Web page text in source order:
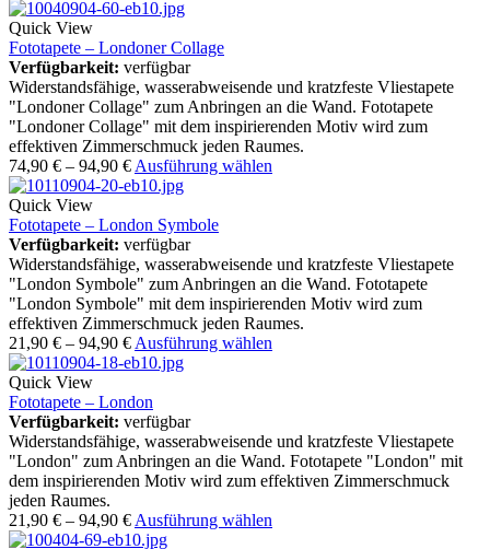
Quick View
Fototapete – Londoner Collage
Verfügbarkeit: verfügbar
Widerstandsfähige, wasserabweisende und kratzfeste Vliestapete
"Londoner Collage" zum Anbringen an die Wand. Fototapete
"Londoner Collage" mit dem inspirierenden Motiv wird zum
effektiven Zimmerschmuck jeden Raumes.
74,90 € – 94,90 € Ausführung wählen
Quick View
Fototapete – London Symbole
Verfügbarkeit: verfügbar
Widerstandsfähige, wasserabweisende und kratzfeste Vliestapete
"London Symbole" zum Anbringen an die Wand. Fototapete
"London Symbole" mit dem inspirierenden Motiv wird zum
effektiven Zimmerschmuck jeden Raumes.
21,90 € – 94,90 € Ausführung wählen
Quick View
Fototapete – London
Verfügbarkeit: verfügbar
Widerstandsfähige, wasserabweisende und kratzfeste Vliestapete
"London" zum Anbringen an die Wand. Fototapete "London" mit
dem inspirierenden Motiv wird zum effektiven Zimmerschmuck
jeden Raumes.
21,90 € – 94,90 € Ausführung wählen